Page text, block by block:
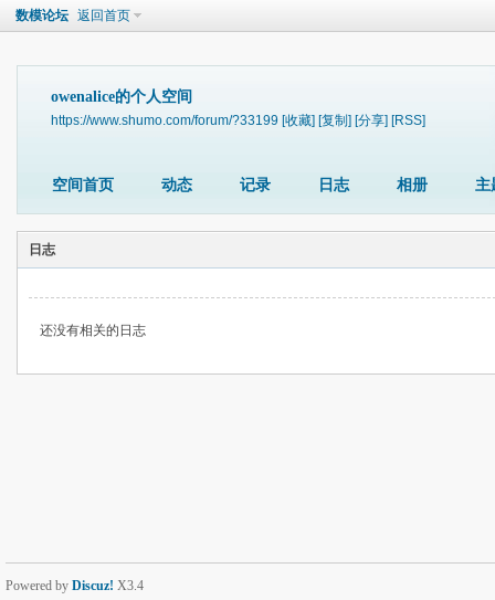
数模论坛 返回首页
owenalice的个人空间
https://www.shumo.com/forum/?33199 [收藏] [复制] [分享] [RSS]
空间首页 动态 记录 日志 相册 主
日志
还没有相关的日志
Powered by Discuz! X3.4